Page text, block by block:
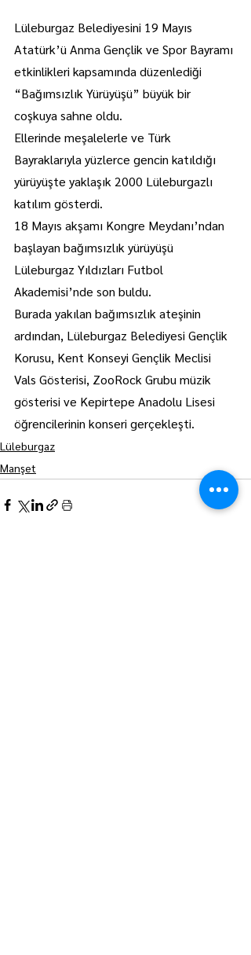
Lüleburgaz Belediyesini 19 Mayıs
Atatürk’ü Anma Gençlik ve Spor Bayramı
etkinlikleri kapsamında düzenlediği
“Bağımsızlık Yürüyüşü” büyük bir
coşkuya sahne oldu.
Ellerinde meşalelerle ve Türk
Bayraklarıyla yüzlerce gencin katıldığı
yürüyüşte yaklaşık 2000 Lüleburgazlı
katılım gösterdi.
18 Mayıs akşamı Kongre Meydanı’ndan
başlayan bağımsızlık yürüyüşü
Lüleburgaz Yıldızları Futbol
Akademisi’nde son buldu.
Burada yakılan bağımsızlık ateşinin
ardından, Lüleburgaz Belediyesi Gençlik
Korusu, Kent Konseyi Gençlik Meclisi
Vals Gösterisi, ZooRock Grubu müzik
gösterisi ve Kepirtepe Anadolu Lisesi
öğrencilerinin konseri gerçekleşti.
Lüleburgaz
Manşet